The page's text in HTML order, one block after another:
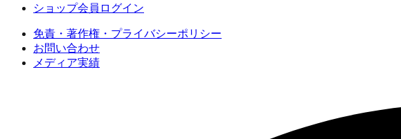
ショップ会員ログイン
免責・著作権・プライバシーポリシー
お問い合わせ
メディア実績